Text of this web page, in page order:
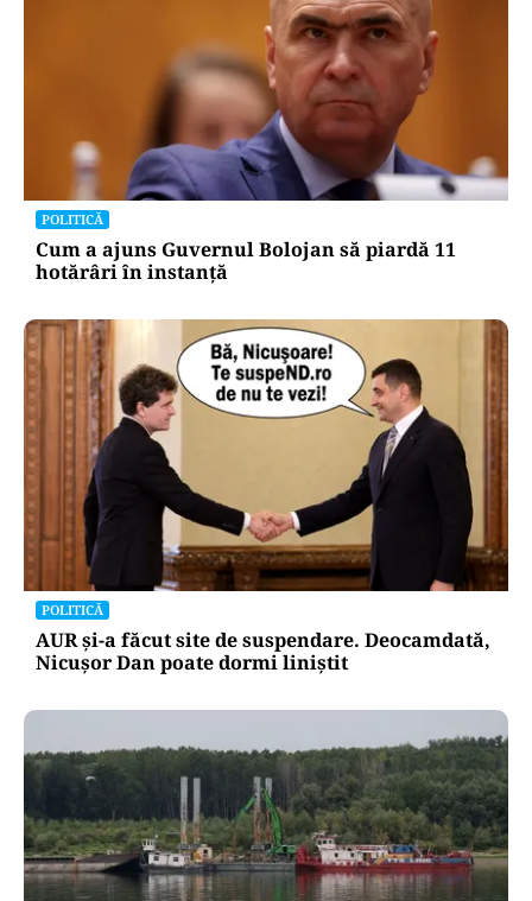
POLITICĂ
Cum a ajuns Guvernul Bolojan să piardă 11
hotărâri în instanță
POLITICĂ
AUR și-a făcut site de suspendare. Deocamdată,
Nicușor Dan poate dormi liniștit